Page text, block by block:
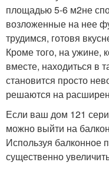
площадью 5-6 м2не
возложенные на нее
трудимся, готовя
Кроме того, на ужине,
вместе, находиться в
становится просто
решаются на
Если ваш дом 121
можно выйти на
Используя балконное
существенно